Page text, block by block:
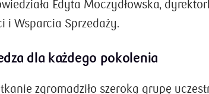
Edyta Moczydłowska,
i Wsparcia Sprzedaży.
dla każdego pokolenia
zgromadziło szeroką grupę